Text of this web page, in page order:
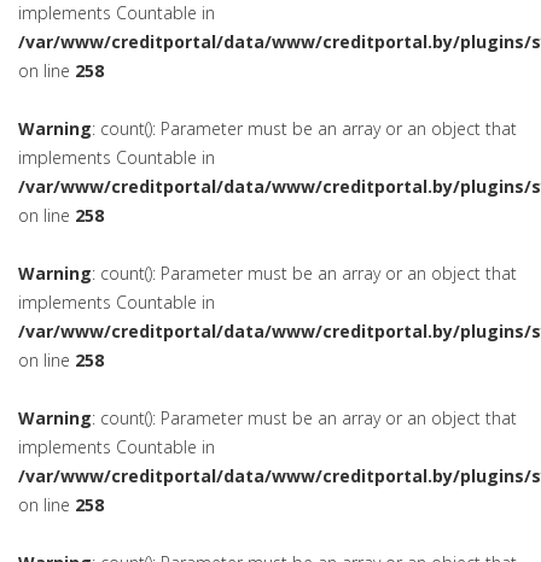
implements Countable in
/var/www/creditportal/data/www/creditportal.by/plugins/
on line 258
Warning: count(): Parameter must be an array or an object that
implements Countable in
/var/www/creditportal/data/www/creditportal.by/plugins/
on line 258
Warning: count(): Parameter must be an array or an object that
implements Countable in
/var/www/creditportal/data/www/creditportal.by/plugins/
on line 258
Warning: count(): Parameter must be an array or an object that
implements Countable in
/var/www/creditportal/data/www/creditportal.by/plugins/
on line 258